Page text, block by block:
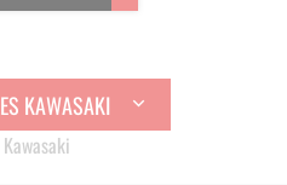
VOIR TOUTES LES KAWASAKI
Kawasaki